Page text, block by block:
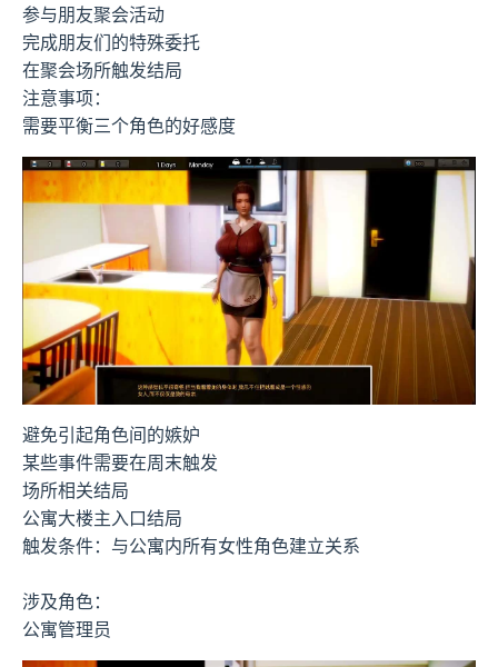
参与朋友聚会活动
完成朋友们的特殊委托
在聚会场所触发结局
注意事项：
需要平衡三个角色的好感度
避免引起角色间的嫉妒
某些事件需要在周末触发
场所相关结局
公寓大楼主入口结局
触发条件：与公寓内所有女性角色建立关系
涉及角色：
公寓管理员